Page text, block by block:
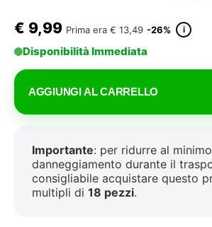
€ 9,99 Prima era € 13,49 -26% i
Disponibilità Immediata
AGGIUNGI AL CARRELLO
Importante: per ridurre al
danneggiamento durante il
consigliabile acquistare questo
multipli di 18 pezzi.